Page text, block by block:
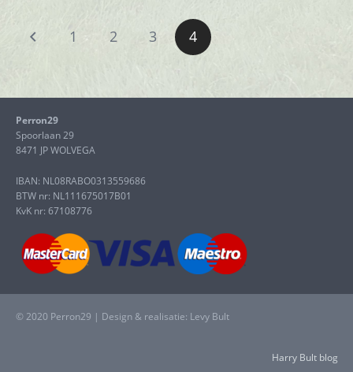
1 2 3 4
Perron29
Spoorlaan 29
8471 JP WOLVEGA
IBAN: NL08RABO0313559686
BTW nr: NL111675017B01
KvK nr: 67108776
© 2020 Perron29 | Design & realisatie: Levy Bult
Harry Bult blog